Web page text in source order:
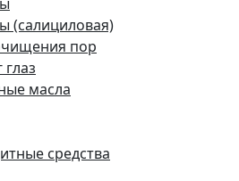
(салициловая)
пор
глаз
масла
средства